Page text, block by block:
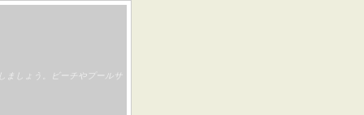
ましょう。ビーチやプールサ